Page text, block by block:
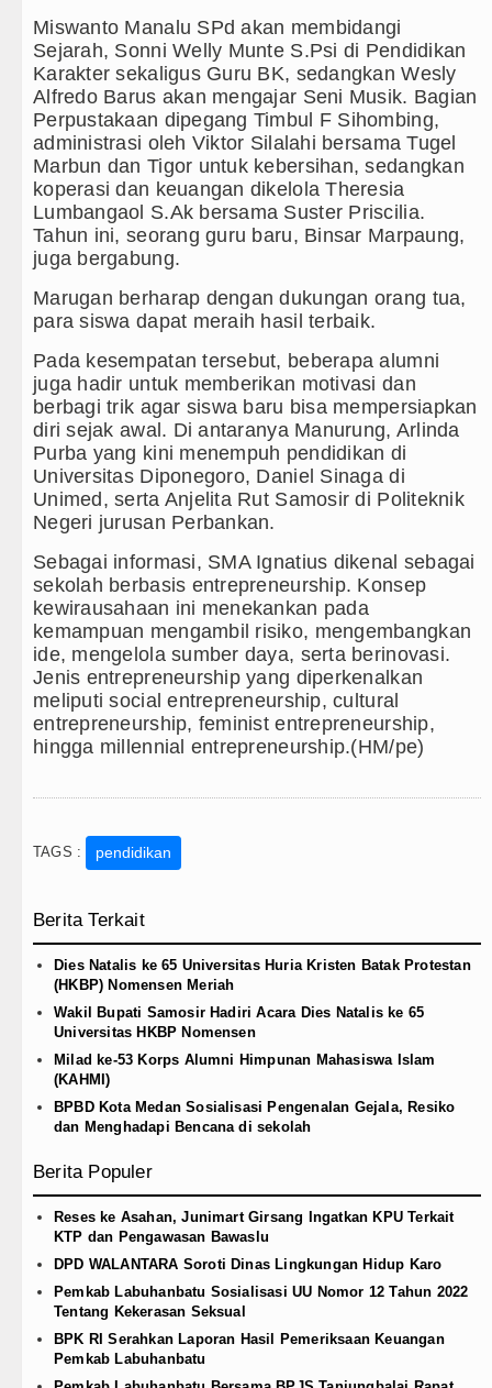
Miswanto Manalu SPd akan membidangi
Sejarah, Sonni Welly Munte S.Psi di Pendidikan
Karakter sekaligus Guru BK, sedangkan Wesly
Alfredo Barus akan mengajar Seni Musik. Bagian
Perpustakaan dipegang Timbul F Sihombing,
administrasi oleh Viktor Silalahi bersama Tugel
Marbun dan Tigor untuk kebersihan, sedangkan
koperasi dan keuangan dikelola Theresia
Lumbangaol S.Ak bersama Suster Priscilia.
Tahun ini, seorang guru baru, Binsar Marpaung,
juga bergabung.
Marugan berharap dengan dukungan orang tua,
para siswa dapat meraih hasil terbaik.
Pada kesempatan tersebut, beberapa alumni
juga hadir untuk memberikan motivasi dan
berbagi trik agar siswa baru bisa mempersiapkan
diri sejak awal. Di antaranya Manurung, Arlinda
Purba yang kini menempuh pendidikan di
Universitas Diponegoro, Daniel Sinaga di
Unimed, serta Anjelita Rut Samosir di Politeknik
Negeri jurusan Perbankan.
Sebagai informasi, SMA Ignatius dikenal sebagai
sekolah berbasis entrepreneurship. Konsep
kewirausahaan ini menekankan pada
kemampuan mengambil risiko, mengembangkan
ide, mengelola sumber daya, serta berinovasi.
Jenis entrepreneurship yang diperkenalkan
meliputi social entrepreneurship, cultural
entrepreneurship, feminist entrepreneurship,
hingga millennial entrepreneurship.(HM/pe)
TAGS : pendidikan
Berita Terkait
Dies Natalis ke 65 Universitas Huria Kristen Batak Protestan
(HKBP) Nomensen Meriah
Wakil Bupati Samosir Hadiri Acara Dies Natalis ke 65
Universitas HKBP Nomensen
Milad ke-53 Korps Alumni Himpunan Mahasiswa Islam
(KAHMI)
BPBD Kota Medan Sosialisasi Pengenalan Gejala, Resiko
dan Menghadapi Bencana di sekolah
Berita Populer
Reses ke Asahan, Junimart Girsang Ingatkan KPU Terkait
KTP dan Pengawasan Bawaslu
DPD WALANTARA Soroti Dinas Lingkungan Hidup Karo
Pemkab Labuhanbatu Sosialisasi UU Nomor 12 Tahun 2022
Tentang Kekerasan Seksual
BPK RI Serahkan Laporan Hasil Pemeriksaan Keuangan
Pemkab Labuhanbatu